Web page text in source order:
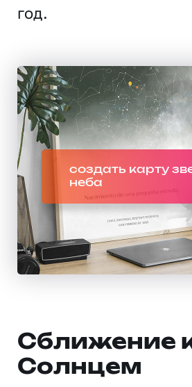
год.
создать карту
неба
Сближение
Солнцем